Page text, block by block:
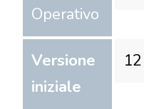
Operativo
Versione
iniziale